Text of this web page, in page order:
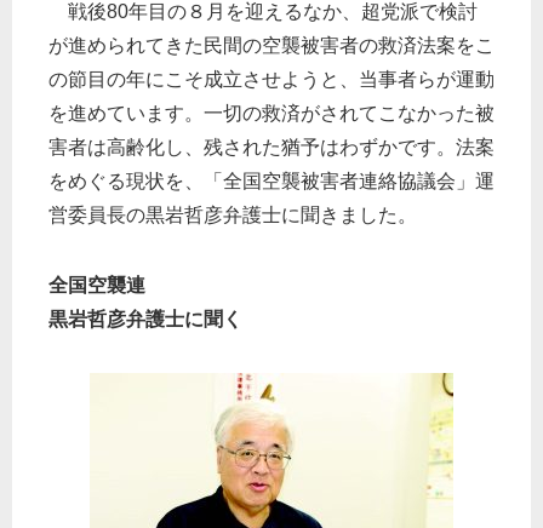
戦後80年目の８月を迎えるなか、超党派で検討
が進められてきた民間の空襲被害者の救済法案をこ
の節目の年にこそ成立させようと、当事者らが運動
を進めています。一切の救済がされてこなかった被
害者は高齢化し、残された猶予はわずかです。法案
をめぐる現状を、「全国空襲被害者連絡協議会」運
営委員長の黒岩哲彦弁護士に聞きました。
全国空襲連
黒岩哲彦弁護士に聞く